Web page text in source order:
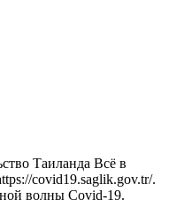
Таиланда Всё в
covid19.saglik.gov.tr/.
волны Covid-19.